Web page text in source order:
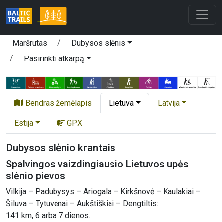
Maršrutas
Dubysos slėnis
Pasirinkti atkarpą
Bendras žemėlapis Lietuva Latvija
Estija GPX
Dubysos slėnio krantais
Spalvingos vaizdingiausio Lietuvos upės
slėnio pievos
Vilkija – Padubysys – Ariogala – Kirkšnovė – Kaulakiai –
Šiluva – Tytuvėnai – Aukštiškiai – Dengtiltis:
141 km, 6 arba 7 dienos.